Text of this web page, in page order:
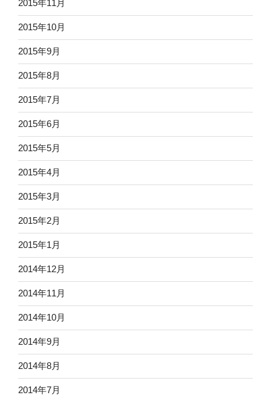
2015年11月
2015年10月
2015年9月
2015年8月
2015年7月
2015年6月
2015年5月
2015年4月
2015年3月
2015年2月
2015年1月
2014年12月
2014年11月
2014年10月
2014年9月
2014年8月
2014年7月